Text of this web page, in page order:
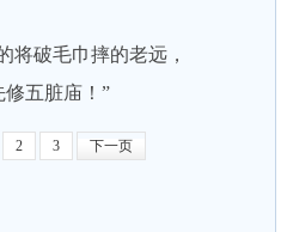
破毛巾摔的老远，
五脏庙！”
2 3 下一页